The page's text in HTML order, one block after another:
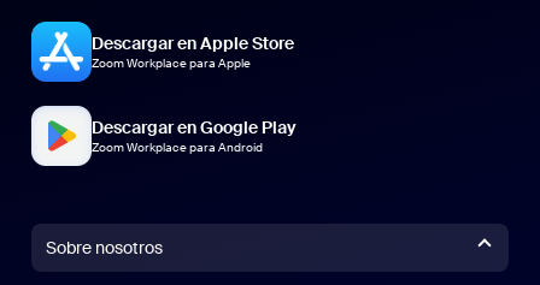
Descargar en Apple Store
Zoom Workplace para Apple
Descargar en Google Play
Zoom Workplace para Android
Sobre nosotros